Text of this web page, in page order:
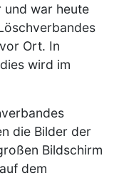
war heute
Ort. In
wird im
die Bilder der
Bildschirm
dem